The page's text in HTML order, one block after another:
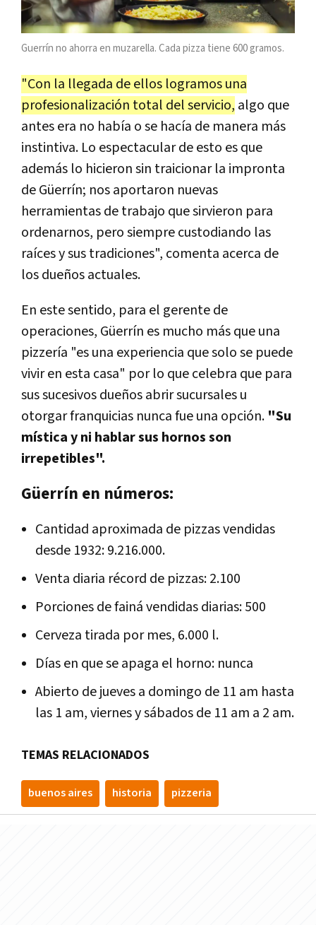
Guerrín no ahorra en muzarella. Cada pizza tiene 600 gramos.
"Con la llegada de ellos logramos una
profesionalización total del servicio, algo que
antes era no había o se hacía de manera más
instintiva. Lo espectacular de esto es que
además lo hicieron sin traicionar la impronta
de Güerrín; nos aportaron nuevas
herramientas de trabajo que sirvieron para
ordenarnos, pero siempre custodiando las
raíces y sus tradiciones", comenta acerca de
los dueños actuales.
En este sentido, para el gerente de
operaciones, Güerrín es mucho más que una
pizzería "es una experiencia que solo se puede
vivir en esta casa" por lo que celebra que para
sus sucesivos dueños abrir sucursales u
otorgar franquicias nunca fue una opción. "Su
mística y ni hablar sus hornos son
irrepetibles".
Güerrín en números:
Cantidad aproximada de pizzas vendidas
desde 1932: 9.216.000.
Venta diaria récord de pizzas: 2.100
Porciones de fainá vendidas diarias: 500
Cerveza tirada por mes, 6.000 l.
Días en que se apaga el horno: nunca
Abierto de jueves a domingo de 11 am hasta
las 1 am, viernes y sábados de 11 am a 2 am.
TEMAS RELACIONADOS
buenos aires historia pizzeria